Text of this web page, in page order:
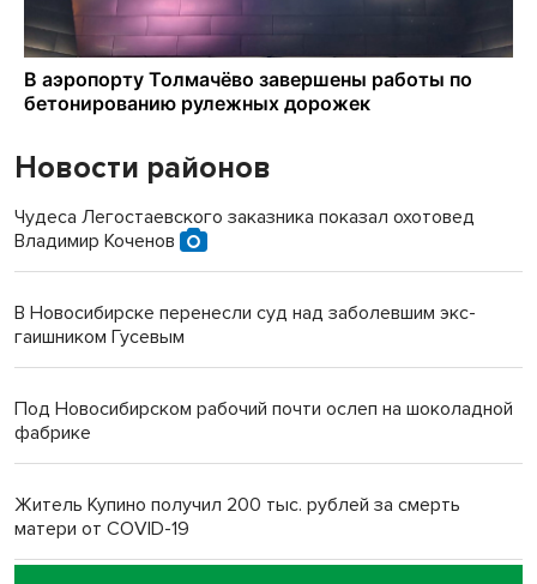
Новости районов
Чудеса Легостаевского заказника показал охотовед
Владимир Коченов
В Новосибирске перенесли суд над заболевшим экс-
гаишником Гусевым
Под Новосибирском рабочий почти ослеп на шоколадной
фабрике
Житель Купино получил 200 тыс. рублей за смерть
матери от COVID-19